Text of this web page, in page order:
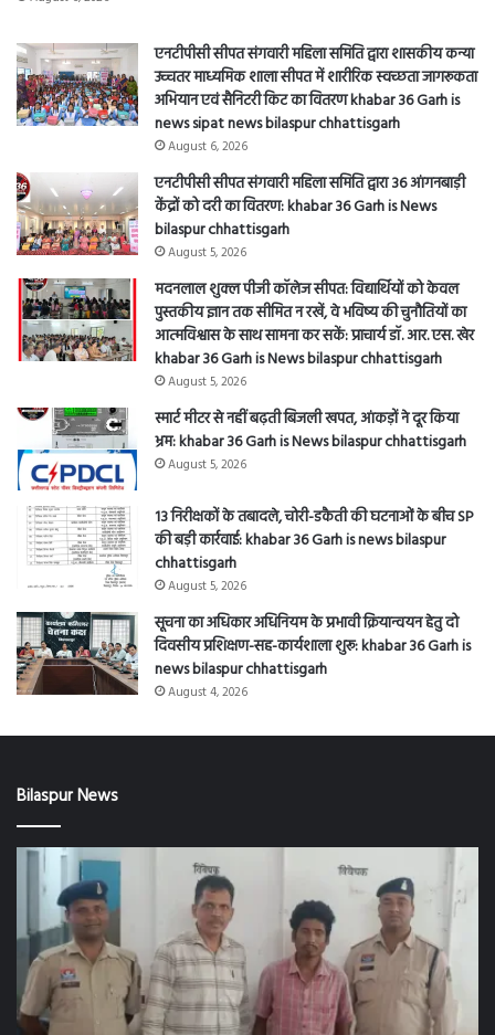
एनटीपीसी सीपत संगवारी महिला समिति द्वारा शासकीय कन्या
उच्चतर माध्यमिक शाला सीपत में शारीरिक स्वच्छता जागरूकता
अभियान एवं सैनिटरी किट का वितरण khabar 36 Garh is
news sipat news bilaspur chhattisgarh
August 6, 2026
एनटीपीसी सीपत संगवारी महिला समिति द्वारा 36 आंगनबाड़ी
केंद्रों को दरी का वितरण: khabar 36 Garh is News
bilaspur chhattisgarh
August 5, 2026
मदनलाल शुक्ल पीजी कॉलेज सीपत: विद्यार्थियों को केवल
पुस्तकीय ज्ञान तक सीमित न रखें, वे भविष्य की चुनौतियों का
आत्मविश्वास के साथ सामना कर सकें: प्राचार्य डॉ. आर. एस. खेर
khabar 36 Garh is News bilaspur chhattisgarh
August 5, 2026
स्मार्ट मीटर से नहीं बढ़ती बिजली खपत, आंकड़ों ने दूर किया
भ्रम: khabar 36 Garh is News bilaspur chhattisgarh
August 5, 2026
13 निरीक्षकों के तबादले, चोरी-डकैती की घटनाओं के बीच SP
की बड़ी कार्रवाई: khabar 36 Garh is news bilaspur
chhattisgarh
August 5, 2026
सूचना का अधिकार अधिनियम के प्रभावी क्रियान्वयन हेतु दो
दिवसीय प्रशिक्षण-सह-कार्यशाला शुरू: khabar 36 Garh is
news bilaspur chhattisgarh
August 4, 2026
Bilaspur News